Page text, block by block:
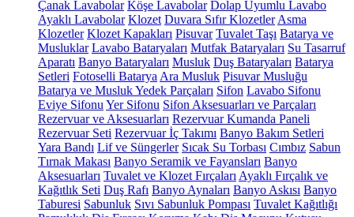
Çanak Lavabolar Köşe Lavabolar Dolap Uyumlu Lavabo
Ayaklı Lavabolar Klozet Duvara Sıfır Klozetler Asma
Klozetler Klozet Kapakları Pisuvar Tuvalet Taşı Batarya ve
Musluklar Lavabo Bataryaları Mutfak Bataryaları Su Tasarruf
Aparatı Banyo Bataryaları Musluk Duş Bataryaları Batarya
Setleri Fotoselli Batarya Ara Musluk Pisuvar Musluğu
Batarya ve Musluk Yedek Parçaları Sifon Lavabo Sifonu
Eviye Sifonu Yer Sifonu Sifon Aksesuarları ve Parçaları
Rezervuar ve Aksesuarları Rezervuar Kumanda Paneli
Rezervuar Seti Rezervuar İç Takımı Banyo Bakım Setleri
Yara Bandı Lif ve Süngerler Sıcak Su Torbası Cımbız Sabun
Tırnak Makası Banyo Seramik ve Fayansları Banyo
Aksesuarları Tuvalet ve Klozet Fırçaları Ayaklı Fırçalık ve
Kağıtlık Seti Duş Rafı Banyo Aynaları Banyo Askısı Banyo
Taburesi Sabunluk Sıvı Sabunluk Pompası Tuvalet Kağıtlığı